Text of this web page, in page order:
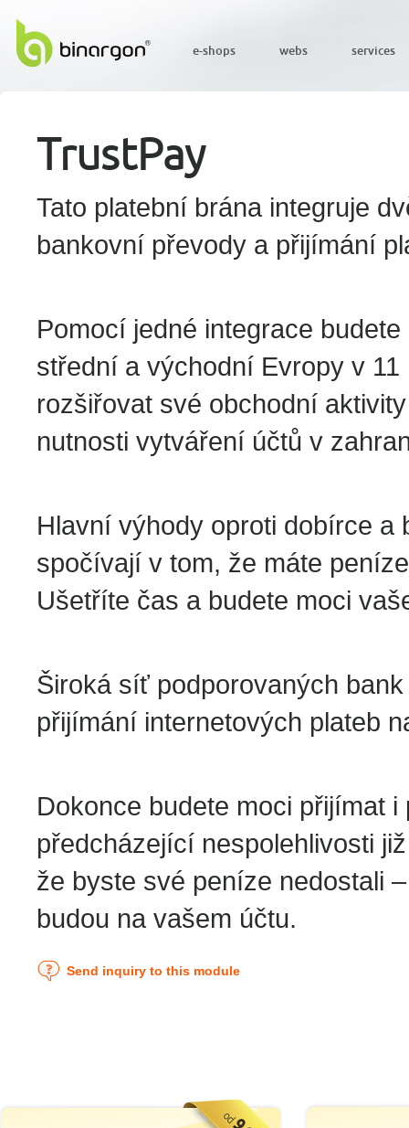
TrustPay
Tato platební brána integruje
bankovní převody a přijímání
Pomocí jedné integrace
střední a východní Evropy v
rozšiřovat své obchodní
nutnosti vytváření účtů v
Hlavní výhody oproti dobírce a
spočívají v tom, že máte
Ušetříte čas a budete moci
Široká síť podporovaných
přijímání internetových plateb
Dokonce budete moci přijímat
předcházející nespolehlivosti
že byste své peníze nedostali
budou na vašem účtu.
Send inquiry to this module
e-shops webs services